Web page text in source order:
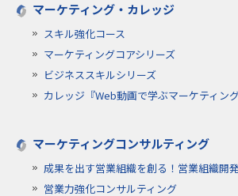
マーケティング・カレッジ
スキル強化コース
マーケティングコアシリーズ
ビジネススキルシリーズ
カレッジ『Web動画で学ぶマーケティン
マーケティングコンサルティング
成果を出す営業組織を創る！営業組織開
営業力強化コンサルティング